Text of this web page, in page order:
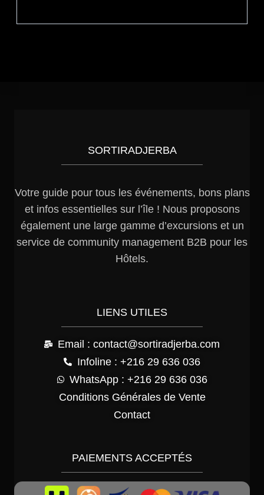
SORTIRADJERBA
Votre guide pour tous les événements, bons plans
et infos essentielles sur l’île ! Nous proposons
également une large gamme d’excursions et un
service de community management B2B pour les
Hôtels.
LIENS UTILES
Email : contact@sortiradjerba.com
Infoline : +216 29 636 036
WhatsApp : +216 29 636 036
Conditions Générales de Vente
Contact
PAIEMENTS ACCEPTÉS